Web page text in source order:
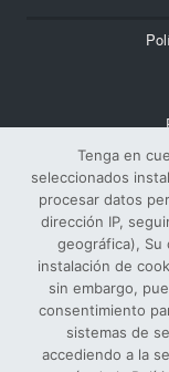
©
Tenga en
seleccionados
procesar datos
dirección IP,
geográfica), Su
instalación de
sin embargo,
consentimiento
sistemas de
accediendo a la